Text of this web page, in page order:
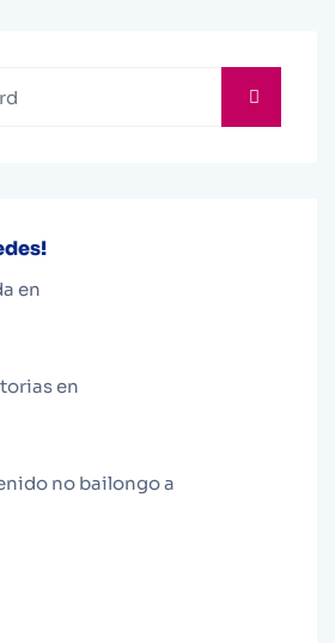
en
en
no bailongo a